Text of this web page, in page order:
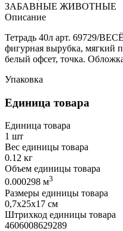
ЗАБАВНЫЕ ЖИВОТНЫЕ
Описание
Тетрадь 40л арт. 69729/
фигурная вырубка, мягкий
белый офсет, точка.
Упаковка
Единица товара
Единица товара
1 шт
Вес единицы товара
0.12 кг
Объем единицы товара
0.000298 м3
Размеры единицы товара
0,7х25х17 см
Штрихкод единицы товара
4606008629289